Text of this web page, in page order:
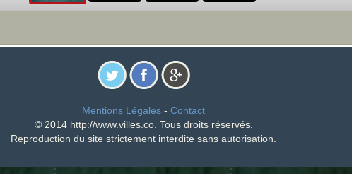
Mentions Légales - Contact
© 2014 http://www.villes.co. Tous droits réservés.
Reproduction du site strictement interdite sans autorisation.